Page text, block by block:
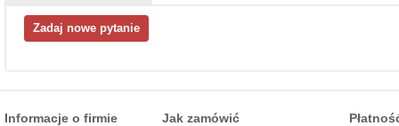
Informacje o firmie Jak zamówić